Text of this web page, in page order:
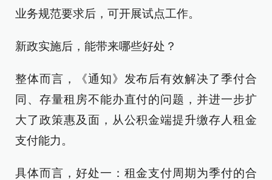
业务规范要求后，可开展试点工作。
新政实施后，能带来哪些好处？
整体而言，《通知》发布后有效解决了季付合
同、存量租房不能办直付的问题，并进一步扩
大了政策惠及面，从公积金端提升缴存人租金
支付能力。
具体而言，好处一：租金支付周期为季付的合